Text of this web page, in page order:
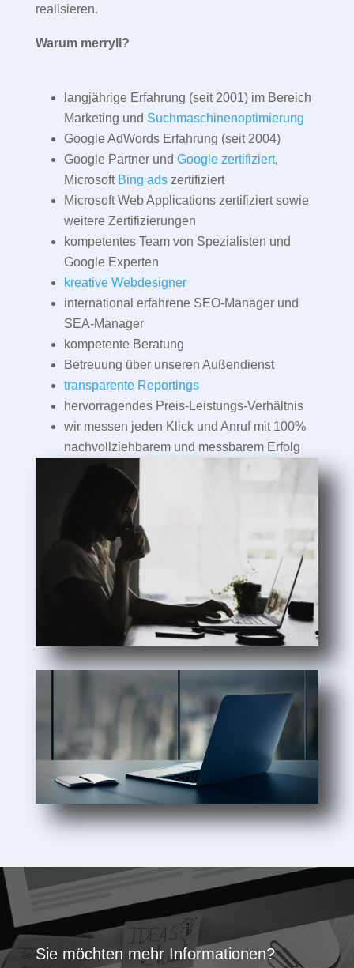
realisieren.
Warum merryll?
langjährige Erfahrung (seit 2001) im Bereich
Marketing und Suchmaschinenoptimierung
Google AdWords Erfahrung (seit 2004)
Google Partner und Google zertifiziert,
Microsoft Bing adszertifiziert
Microsoft Web Applications zertifiziert sowie
weitere Zertifizierungen
kompetentes Team von Spezialisten und
Google Experten
kreative Webdesigner
international erfahrene SEO-Manager und
SEA-Manager
kompetente Beratung
Betreuung über unseren Außendienst
transparente Reportings
hervorragendes Preis-Leistungs-Verhältnis
wir messen jeden Klick und Anruf mit 100%
nachvollziehbarem und messbarem Erfolg
Sie möchten mehr Informationen?